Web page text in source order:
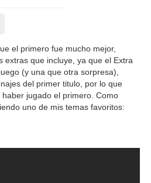
el primero fue mucho mejor,
extras que incluye, ya que el Extra
(y una que otra sorpresa),
del primer titulo, por lo que
jugado el primero. Como
uno de mis temas favoritos: